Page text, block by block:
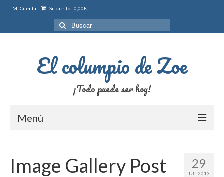
Mi Cuenta Su carrito-0,00€
Buscar
por:
El columpio de Zoe
¡Todo puede ser hoy!
Menú
Tienda
29
JUL 2013
Image Gallery Post